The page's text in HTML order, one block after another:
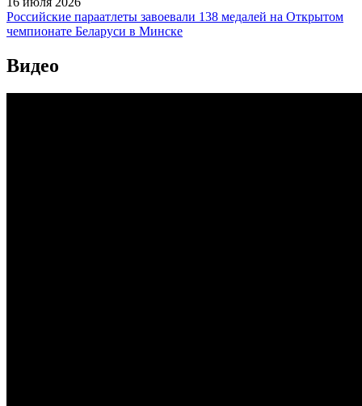
Российские параатлеты завоевали 138 медалей на Открытом
чемпионате Беларуси в Минске
Видео